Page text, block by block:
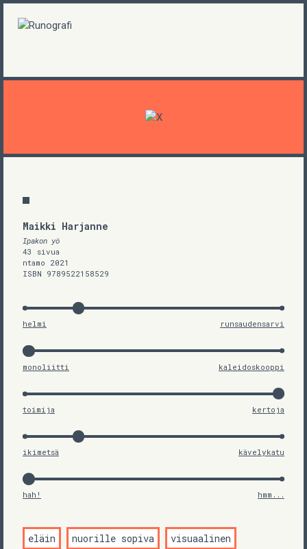
Maikki Harjanne
Ipakon yö
43 sivua
ntamo 2021
ISBN 9789522158529
helmi runsaudensarvi
monoliitti kaleidoskooppi
toimija kertoja
ikimetsä kävelykatu
hah! hmm...
eläin nuorille sopiva visuaalinen